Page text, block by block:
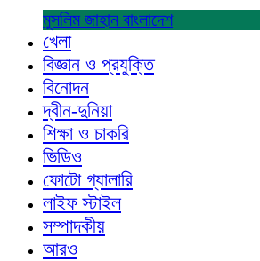
মুসলিম জাহান বাংলাদেশ
খেলা
বিজ্ঞান ও প্রযুক্তি
বিনোদন
দ্বীন-দুনিয়া
শিক্ষা ও চাকরি
ভিডিও
ফোটো গ্যালারি
লাইফ স্টাইল
সম্পাদকীয়
আরও